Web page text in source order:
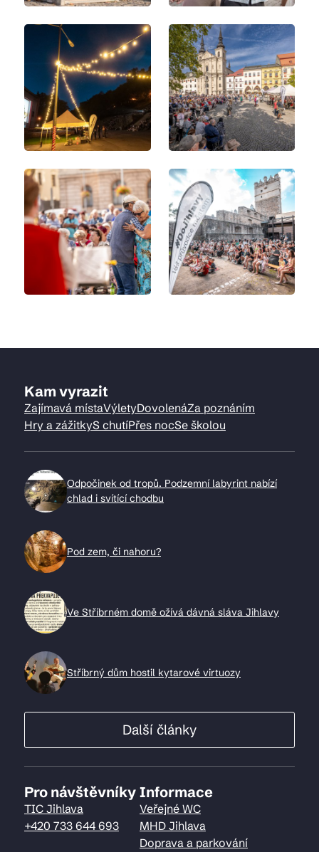
Kam vyrazit
Zajímavá místaVýletyDovolenáZa poznáním
Hry a zážitkyS chutíPřes nocSe školou
Odpočinek od tropů. Podzemní labyrint nabízí
chlad i svítící chodbu
Pod zem, či nahoru?
Ve Stříbrném domě ožívá dávná sláva Jihlavy
Stříbrný dům hostil kytarové virtuozy
Další články
Pro návštěvníky
TIC Jihlava
+420 733 644 693
Informace
Veřejné WC
MHD Jihlava
Doprava a parkování